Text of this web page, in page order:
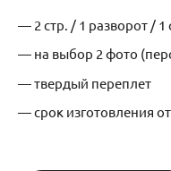
— 2 стр. / 1 разворот / 1
— на выбор 2 фото
— твердый переплет
— срок изготовления